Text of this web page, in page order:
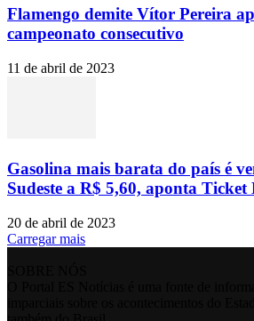
Flamengo demite Vítor Pereira
campeonato consecutivo
11 de abril de 2023
Gasolina mais barata do país é
Sudeste a R$ 5,60, aponta Ticket
20 de abril de 2023
Carregar mais